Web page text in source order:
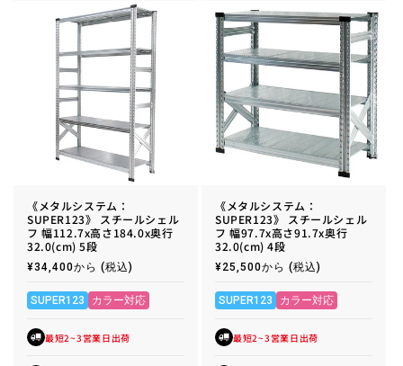
《メタルシステム：
SUPER123》 スチールシェル
フ 幅112.7x高さ184.0x奥行
32.0(cm) 5段
通
価
格
¥34,400から (税込)
SUPER123 カラー対応
最短2~3営業日出荷
《メタルシステム：
SUPER123》 スチールシェル
フ 幅97.7x高さ91.7x奥行
32.0(cm) 4段
通
価
格
¥25,500から (税込)
SUPER123 カラー対応
最短2~3営業日出荷